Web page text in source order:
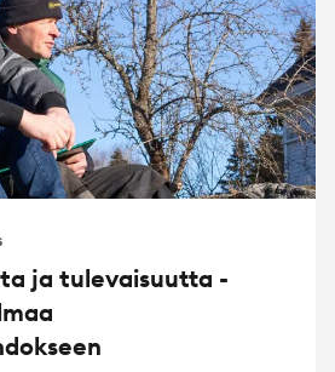
ja tulevaisuutta -